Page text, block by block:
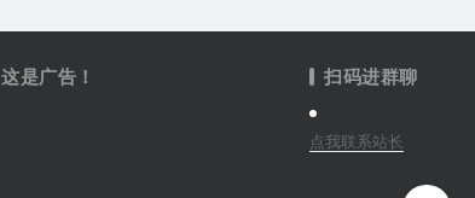
这是广告！ 扫码进群聊
点我联系站长